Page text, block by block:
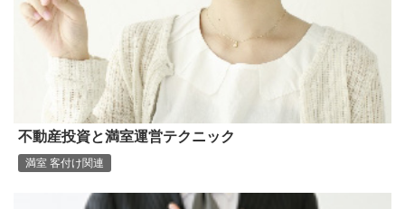
不動産投資と満室運営テクニック
満室 客付け関連